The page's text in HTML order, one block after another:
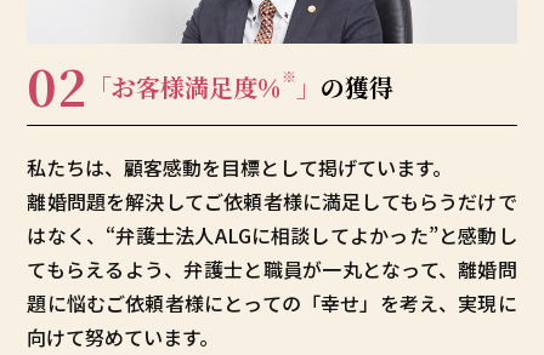
02 「お客様満足度％※ 」 の獲得
私たちは、顧客感動を目標として掲げています。
離婚問題を解決してご依頼者様に満足してもらうだけで
はなく、“弁護士法人ALGに相談してよかった”と感動し
てもらえるよう、弁護士と職員が一丸となって、離婚問
題に悩むご依頼者様にとっての「幸せ」を考え、実現に
向けて努めています。